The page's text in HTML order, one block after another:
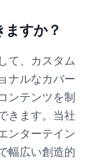
すか？
て、カスタム
ナルなカバー
ンテンツを制
きます。当社
ンターテイン
幅広い創造的